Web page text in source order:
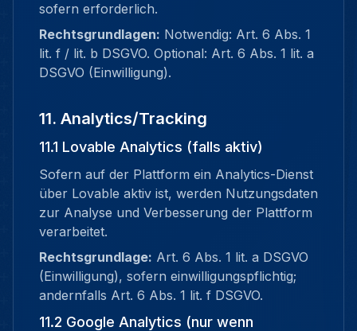
sofern erforderlich.
Rechtsgrundlagen: Notwendig: Art. 6 Abs. 1
lit. f / lit. b DSGVO. Optional: Art. 6 Abs. 1 lit. a
DSGVO (Einwilligung).
11. Analytics/Tracking
11.1 Lovable Analytics (falls aktiv)
Sofern auf der Plattform ein Analytics-Dienst
über Lovable aktiv ist, werden Nutzungsdaten
zur Analyse und Verbesserung der Plattform
verarbeitet.
Rechtsgrundlage: Art. 6 Abs. 1 lit. a DSGVO
(Einwilligung), sofern einwilligungspflichtig;
andernfalls Art. 6 Abs. 1 lit. f DSGVO.
11.2 Google Analytics (nur wenn